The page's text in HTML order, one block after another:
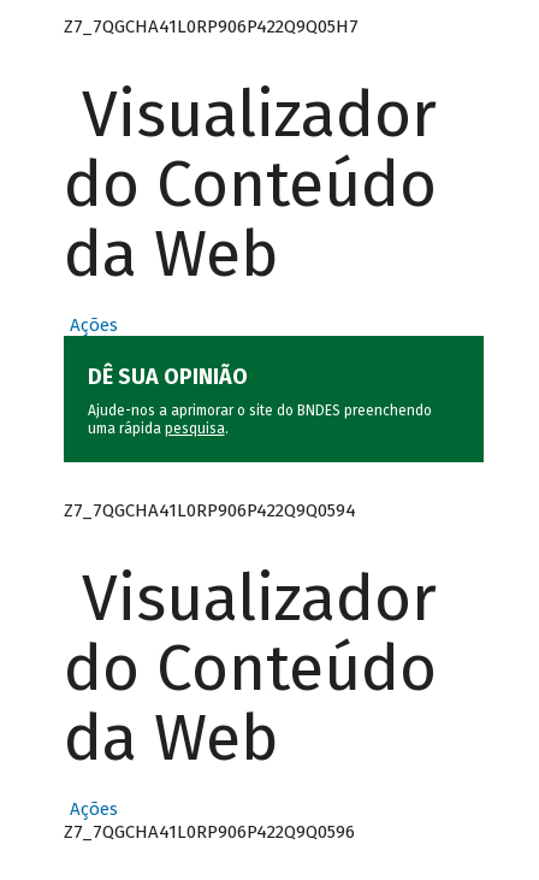
Z7_7QGCHA41L0RP906P422Q9Q05H7
Visualizador
do Conteúdo
da Web
Ações
DÊ SUA OPINIÃO
Ajude-nos a aprimorar o site do BNDES preenchendo
uma rápida pesquisa.
Z7_7QGCHA41L0RP906P422Q9Q0594
Visualizador
do Conteúdo
da Web
Ações
Z7_7QGCHA41L0RP906P422Q9Q0596